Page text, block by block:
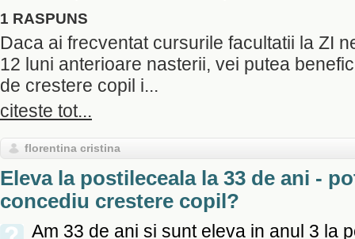
1 RASPUNS
Daca ai frecventat cursurile facultatii la ZI
12 luni anterioare nasterii, vei putea
de crestere copil i...
citeste tot...
florentina cristina
Eleva la postileceala la 33 de ani -
concediu crestere copil?
Am 33 de ani si sunt eleva in anul 3 la